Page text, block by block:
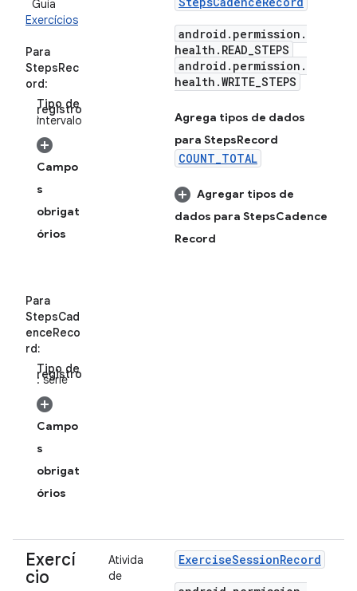
Guia
Exercícios
Para
StepsRec
ord:
Tipo de
registro
:intervalo
Campo
s
obrigat
órios
Para
StepsCad
enceReco
rd:
Tipo de
registro
: série
Campo
s
obrigat
órios
android . permission .
health . READ_STEPS
android . permission .
health .WRITE_STEPS
Agrega tipos de dados
para StepsRecord
COUNT_TOTAL
Agregar tipos de
dados para StepsCadence
Record
Exercí
cio
Ativida
de
ExerciseSessionRecord